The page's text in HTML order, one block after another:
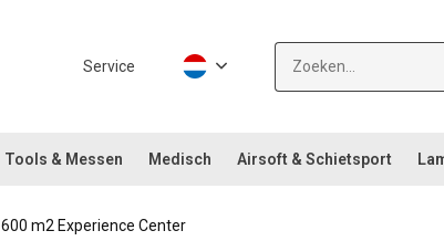
Service
Tools & Messen Medisch Airsoft & Schietsport
600 m2 Experience Center